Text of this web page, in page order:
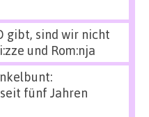
gibt, sind wir nicht
und Rom:nja
fünf Jahren